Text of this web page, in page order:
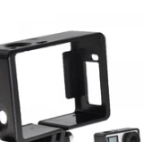
いて